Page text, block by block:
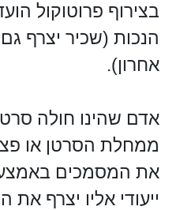
בצירוף פרוטוקול
הנכות (שכיר יצרף
אחרון).
אדם שהינו חולה
ממחלת הסרטן או
את המסמכים
ייעודי אליו יצרף את